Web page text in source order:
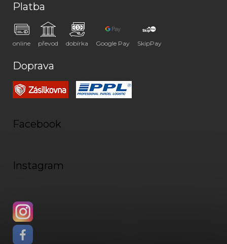
Platba
online převod dobírka Google Pay SkipPay
Doprava
Facebook
Instagram